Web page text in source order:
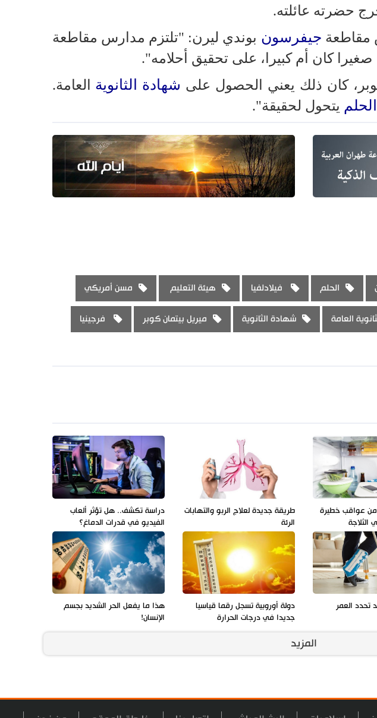
حضرته عائلته.
مقاطعة جيفرسون بوندي ليرن: "تلتزم مدارس مقاطعة
كان أم كبيرا، على تحقيق أحلامه".
كان ذلك يعني الحصول على شهادة الثانوية العامة.
الحلم يتحول لحقيقة".
الحلم فيلادلفيا هيئة التعليم مسن أمريكي
العامة شهادة الثانوية ميريل بيتمان كوبر فرجينيا
من عواقب خطيرة
الثلاجة
طريقة جديدة لعلاج الربو والتهابات
الرئة
دراسة تكشف.. هل تؤثر ألعاب
الفيديو في قدرات الدماغ؟
العمر
دولة أوروبية تسجل رقما قياسيا
جديدا في درجات الحرارة
هذا ما يفعل الحر الشديد بجسم
الإنسان!
المزيد